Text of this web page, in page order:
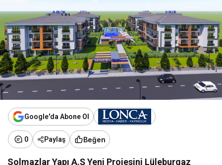
Google'da Abone Ol
0 Paylaş Beğen
Solmazlar Yapı A.Ş Yeni Projesini Lüleburgaz